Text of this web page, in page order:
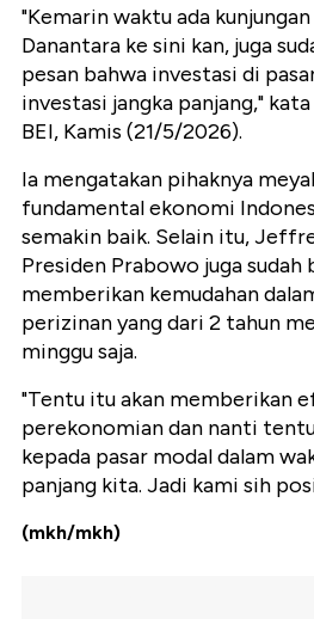
"Kemarin waktu ada
Danantara ke sini kan, juga
pesan bahwa investasi di
investasi jangka panjang,"
BEI, Kamis (21/5/2026).
Ia mengatakan pihaknya
fundamental ekonomi
semakin baik. Selain itu,
Presiden Prabowo juga
memberikan kemudahan
perizinan yang dari 2 tahun
minggu saja.
"Tentu itu akan memberikan
perekonomian dan nanti
kepada pasar modal dalam
panjang kita. Jadi kami sih
(mkh/mkh)